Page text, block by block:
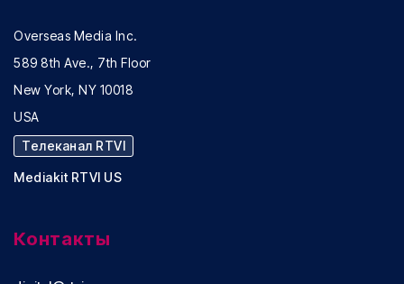
Overseas Media Inc.
589 8th Ave., 7th Floor
New York, NY 10018
USA
Телеканал RTVI
Mediakit RTVI US
Контакты